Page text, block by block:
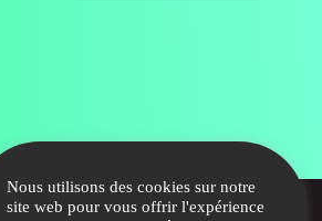
Nous utilisons des cookies sur notre
site web pour vous offrir l'expérience